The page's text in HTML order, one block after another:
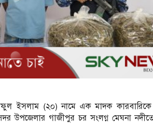
ইসলাম (২০) নামে এক মাদক
উপজেলার গাজীপুর চর সংলগ্ন মেঘনা